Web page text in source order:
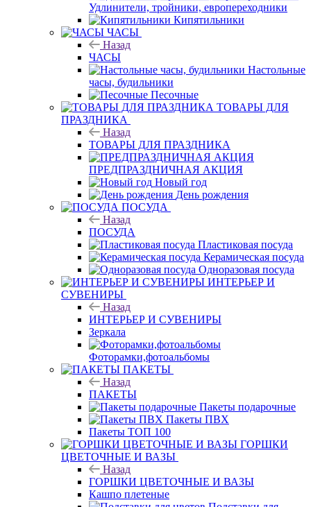
Удлинители, тройники, европереходники
Кипятильники
ЧАСЫ
Назад
ЧАСЫ
Настольные
часы, будильники
Песочные
ТОВАРЫ ДЛЯ
ПРАЗДНИКА
Назад
ТОВАРЫ ДЛЯ ПРАЗДНИКА
ПРЕДПРАЗДНИЧНАЯ АКЦИЯ
Новый год
День рождения
ПОСУДА
Назад
ПОСУДА
Пластиковая посуда
Керамическая посуда
Одноразовая посуда
ИНТЕРЬЕР И
СУВЕНИРЫ
Назад
ИНТЕРЬЕР И СУВЕНИРЫ
Зеркала
Фоторамки,фотоальбомы
ПАКЕТЫ
Назад
ПАКЕТЫ
Пакеты подарочные
Пакеты ПВХ
Пакеты ТОП 100
ГОРШКИ
ЦВЕТОЧНЫЕ И ВАЗЫ
Назад
ГОРШКИ ЦВЕТОЧНЫЕ И ВАЗЫ
Кашпо плетеные